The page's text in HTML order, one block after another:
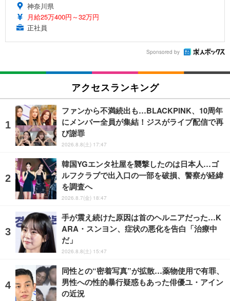
神奈川県
月給25万400円～32万円
正社員
Sponsored by
アクセスランキング
ファンから不満続出も…BLACKPINK、10周年
にメンバー全員が集結！ジスがライブ配信で再
び謝罪
2026.8.8(土) 17:47
韓国YGエンタ社屋を襲撃したのは日本人…ゴ
ルフクラブで出入口の一部を破損、警察が経緯
を調査へ
2026.8.7(金) 18:47
手が震え続けた原因は首のヘルニアだった…K
ARA・スンヨン、症状の悪化を告白「治療中
だ」
2026.8.8(土) 15:47
同性との“密着写真”が拡散…薬物使用で有罪、
男性への性的暴行疑惑もあった俳優ユ・アイン
の近況